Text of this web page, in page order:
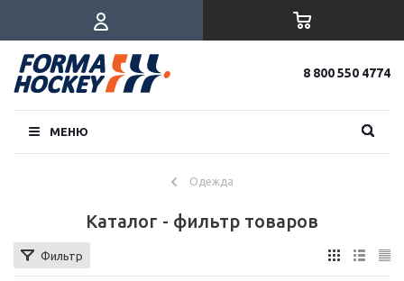
8 800 550 4774
МЕНЮ
Одежда
Каталог - фильтр товаров
Фильтр